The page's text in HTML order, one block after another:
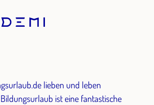
lieben und leben
ist eine fantastische